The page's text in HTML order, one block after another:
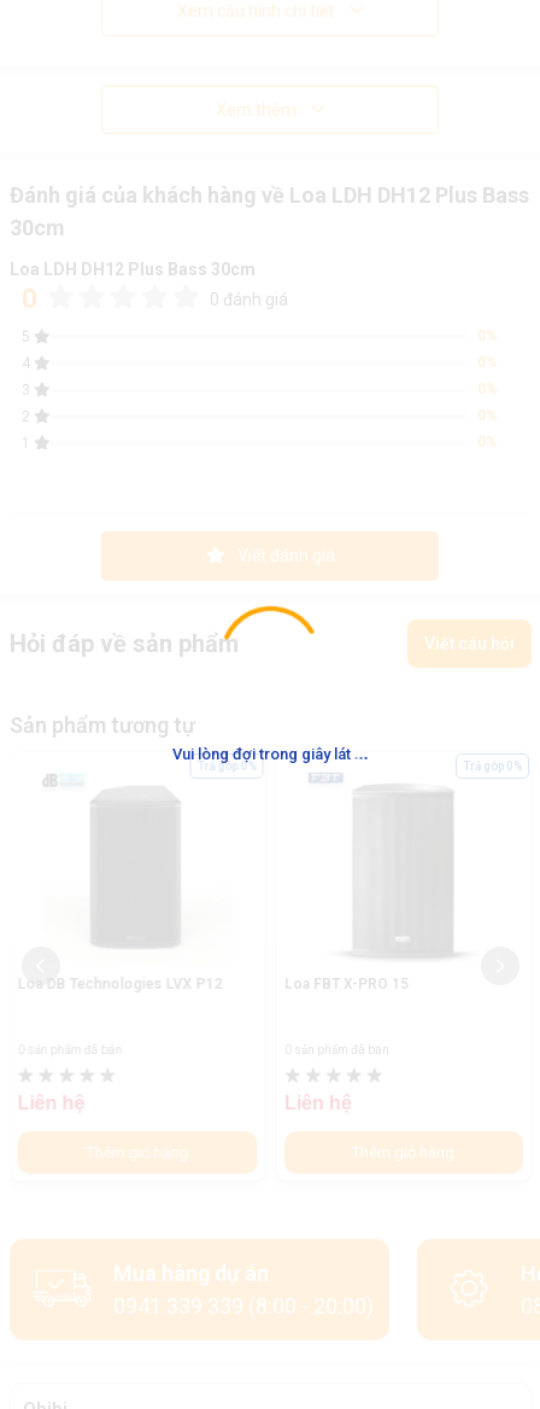
Vui lòng đợi trong giây lát ...
Xem cấu hình chi tiết
Xem thêm
Đánh giá của khách hàng về Loa LDH DH12 Plus Bass
30cm
Loa LDH DH12 Plus Bass 30cm
0 0 đánh giá
5
0%
4
0%
3
0%
2
0%
1
0%
Viết đánh giá
Hỏi đáp về sản phẩm Viết câu hỏi
Sản phẩm tương tự
Loa DB Technologies LVX P12
0 sản phẩm đã bán
Liên hệ
Thêm giỏ hàng
Trả góp 0%
Loa FBT X-PRO 15
0 sản phẩm đã bán
Liên hệ
Thêm giỏ hàng
Trả góp 0%
Mua hàng dự án
0941 339 339 (8:00 - 20:00)